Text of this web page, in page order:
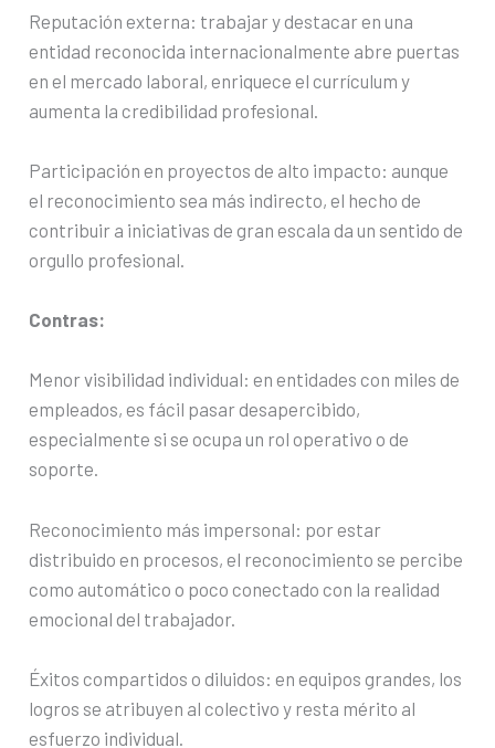
Reputación externa: trabajar y destacar en una
entidad reconocida internacionalmente abre puertas
en el mercado laboral, enriquece el currículum y
aumenta la credibilidad profesional.
Participación en proyectos de alto impacto: aunque
el reconocimiento sea más indirecto, el hecho de
contribuir a iniciativas de gran escala da un sentido de
orgullo profesional.
Contras:
Menor visibilidad individual: en entidades con miles de
empleados, es fácil pasar desapercibido,
especialmente si se ocupa un rol operativo o de
soporte.
Reconocimiento más impersonal: por estar
distribuido en procesos, el reconocimiento se percibe
como automático o poco conectado con la realidad
emocional del trabajador.
Éxitos compartidos o diluidos: en equipos grandes, los
logros se atribuyen al colectivo y resta mérito al
esfuerzo individual.